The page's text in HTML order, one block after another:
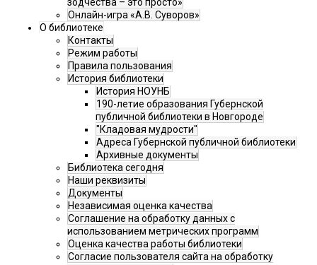
зодчества – это просто»
Онлайн-игра «А.В. Суворов»
О библиотеке
Контакты
Режим работы
Правила пользования
История библиотеки
История НОУНБ
190-летие образования Губернской
публичной библиотеки в Новгороде
"Кладовая мудрости"
Адреса Губернской публичной библиотеки
Архивные документы
Библиотека сегодня
Наши реквизиты
Документы
Независимая оценка качества
Соглашение на обработку данных с
использованием метрических программ
Оценка качества работы библиотеки
Согласие пользователя сайта на обработку